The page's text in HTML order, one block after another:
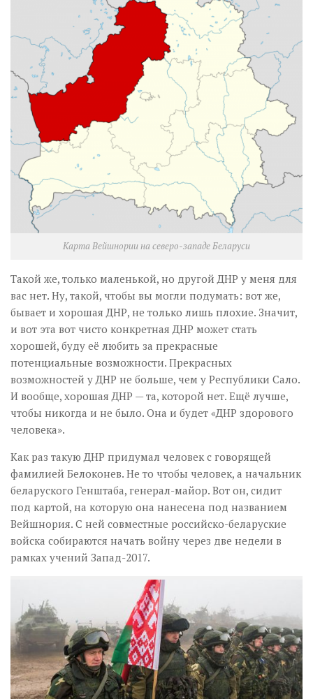
Візуальне
Научпоп
Головне
Цитати
Inter/antinational
Карта Вейшнории на северо-западе Беларуси
Такой же, только маленькой, но другой ДНР у меня для
вас нет. Ну, такой, чтобы вы могли подумать: вот же,
бывает и хорошая ДНР, не только лишь плохие. Значит,
и вот эта вот чисто конкретная ДНР может стать
хорошей, буду её любить за прекрасные
потенциальные возможности. Прекрасных
возможностей у ДНР не больше, чем у Республики Сало.
И вообще, хорошая ДНР — та, которой нет. Ещё лучше,
чтобы никогда и не было. Она и будет «ДНР здорового
человека».
Как раз такую ДНР придумал человек с говорящей
фамилией Белоконев. Не то чтобы человек, а начальник
беларуского Генштаба, генерал-майор. Вот он, сидит
под картой, на которую она нанесена под названием
Вейшнория. С ней совместные российско-беларуские
войска собираются начать войну через две недели в
рамках учений Запад-2017.